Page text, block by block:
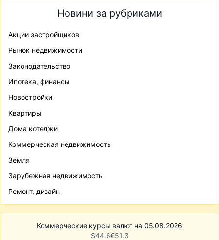
Новини за рубриками
Акции застройщиков
Рынок недвижимости
Законодательство
Ипотека, финансы
Новостройки
Квартиры
Дома котеджи
Коммерческая недвижимость
Земля
Зарубежная недвижимость
Ремонт, дизайн
Коммерческие курсы валют на 05.08.2026
$44.6€51.3